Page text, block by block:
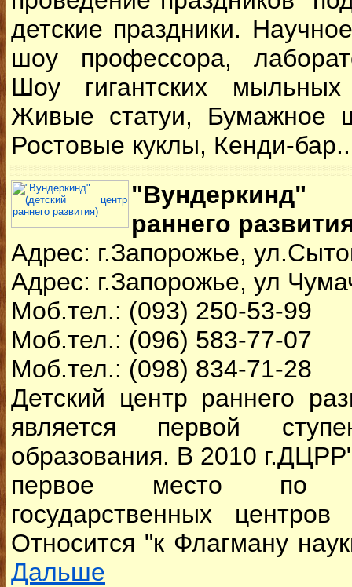
детские праздники.
шоу профессора,
Шоу гигантских
Живые статуи, Бумажное
Ростовые куклы, Кенди-
"Вундеркинд"
раннего
Адрес: г.Запорожье,
Адрес: г.Запорожье, ул
Моб.тел.: (093) 250-53-99
Моб.тел.: (096) 583-77-07
Моб.тел.: (098) 834-71-28
Детский центр раннего
является первой
образования. В 2010
первое место по
государственных
Относится "к Флагману
Дальше